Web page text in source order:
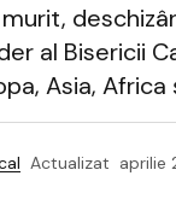
murit,
al Bisericii
Asia, Africa
Actualizat aprilie